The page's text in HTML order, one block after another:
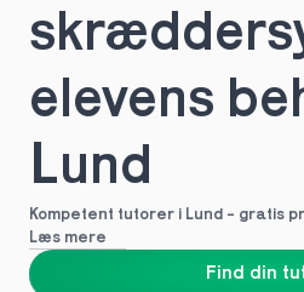
elevens
Lund
Kompetent tutorer i Lund - gratis
Læs mere
Find din